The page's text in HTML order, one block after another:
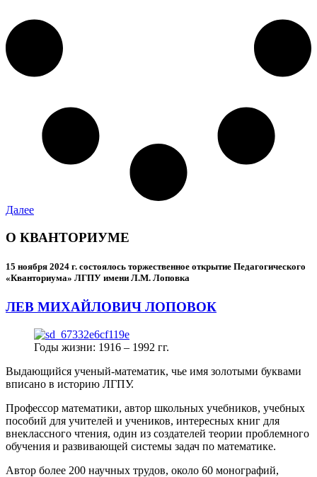
Далее
О КВАНТОРИУМЕ
15 ноября 2024 г. состоялось торжественное открытие Педагогического
«Кванториума» ЛГПУ имени Л.М. Лоповка
ЛЕВ МИХАЙЛОВИЧ ЛОПОВОК
Годы жизни: 1916 – 1992 гг.
Выдающийся ученый-математик, чье имя золотыми буквами
вписано в историю ЛГПУ.
Профессор математики, автор школьных учебников, учебных
пособий для учителей и учеников, интересных книг для
внеклассного чтения, один из создателей теории проблемного
обучения и развивающей системы задач по математике.
Автор более 200 научных трудов, около 60 монографий,